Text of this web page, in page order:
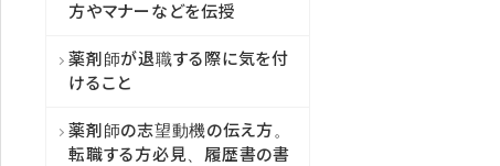
方やマナーなどを伝授
薬剤師が退職する際に気を付
けること
薬剤師の志望動機の伝え方。
転職する方必見、履歴書の書